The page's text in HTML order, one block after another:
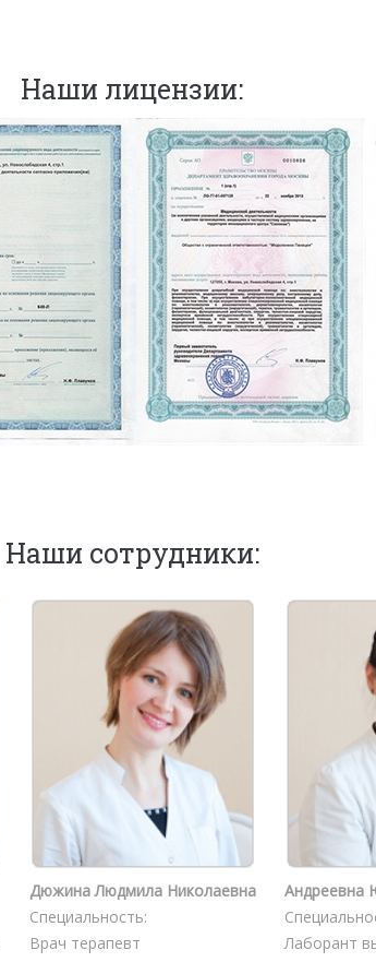
Наши лицензии:
Наши сотрудники:
Дюжина Людмила Николаевна
Специальность:
Врач терапевт
Андреевна
Лаборант